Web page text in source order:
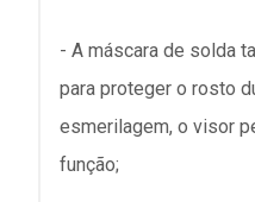
- A máscara de solda
para proteger o rosto
esmerilagem, o visor
função;